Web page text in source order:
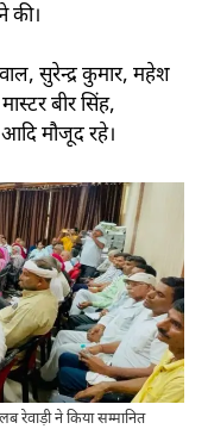
की।
सुरेन्द्र कुमार, महेश
बीर सिंह,
आदि मौजूद रहे।
रेवाड़ी ने किया सम्मानित